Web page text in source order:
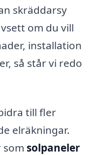
skräddarsy
om du vill
installation
så står vi redo
till fler
elräkningar.
som solpaneler